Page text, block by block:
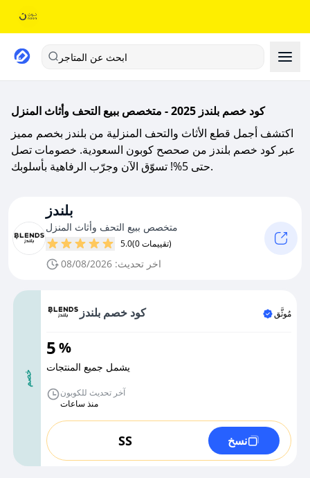
ابحث عن المتاجر
كود خصم بلندز 2025 - متخصص ببيع التحف وأثاث المنزل
اكتشف أجمل قطع الأثاث والتحف المنزلية من بلندز بخصم مميز
عبر كود خصم بلندز من صحصح كوبون السعودية. خصومات تصل
حتى 5%! تسوّق الآن وجرّب الرفاهية بأسلوبك.
بلندز
متخصص ببيع التحف وأثاث المنزل
5.0 (0 تقييمات)
اخر تحديث: 08/08/2026
خصم
كود خصم بلندز مُوثَّق
5%
يشمل جميع المنتجات
آخر تحديث للكوبون
منذ ساعات
SS نسخ